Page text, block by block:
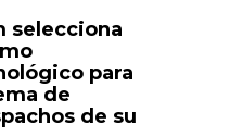
selecciona
para
de
de su